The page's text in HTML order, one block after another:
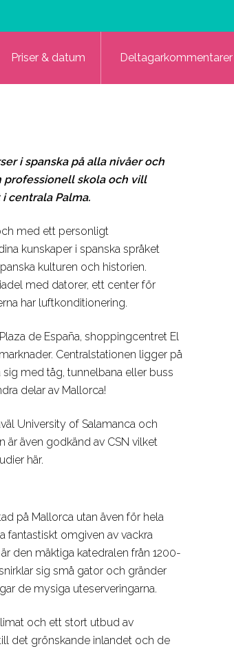
Priser & datum Deltagarkommentarer
i spanska på alla nivåer och
professionell skola och vill
centrala Palma.
med ett personligt
kunskaper i spanska språket
kulturen och historien.
med datorer, ett center för
har luftkonditionering.
de España, shoppingcentret El
Centralstationen ligger på
med tåg, tunnelbana eller buss
delar av Mallorca!
University of Salamanca och
är även godkänd av CSN vilket
här.
på Mallorca utan även för hela
fantastiskt omgiven av vackra
den mäktiga katedralen från 1200-
sig små gator och gränder
de mysiga uteserveringarna.
och ett stort utbud av
det grönskande inlandet och de